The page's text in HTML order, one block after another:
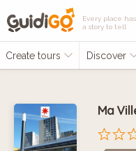
Every place has
a story to tell
Create tours Discover
Ma